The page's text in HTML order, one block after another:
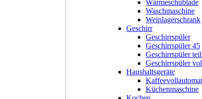
Wärmeschublade
Waschmaschine
Weinlagerschrank
Geschirr
Geschirrspüler
Geschirrspüler 45
Geschirrspüler
Geschirrspüler
Haushaltsgeräte
Küchenmaschine